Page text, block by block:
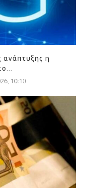
ανάπτυξης η
10:10